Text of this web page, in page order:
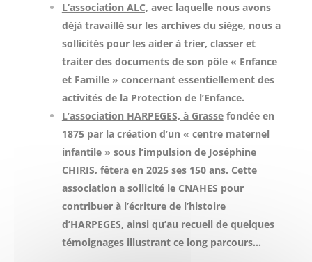
L’association ALC, avec laquelle nous avons
déjà travaillé sur les archives du siège, nous a
sollicités pour les aider à trier, classer et
traiter des documents de son pôle « Enfance
et Famille » concernant essentiellement des
activités de la Protection de l’Enfance.
L’association HARPEGES, à Grassefondée en
1875 par la création d’un « centre maternel
infantile » sous l’impulsion de Joséphine
CHIRIS, fêtera en 2025 ses 150 ans. Cette
association a sollicité le CNAHES pour
contribuer à l’écriture de l’histoire
d’HARPEGES, ainsi qu’au recueil de quelques
témoignages illustrant ce long parcours…